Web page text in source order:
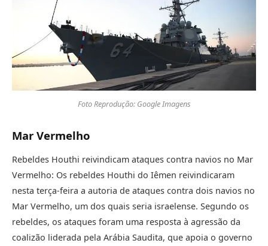
Foto Reprodução: Google Imagens
Mar Vermelho
Rebeldes Houthi reivindicam ataques contra navios no Mar
Vermelho: Os rebeldes Houthi do Iêmen reivindicaram
nesta terça-feira a autoria de ataques contra dois navios no
Mar Vermelho, um dos quais seria israelense. Segundo os
rebeldes, os ataques foram uma resposta à agressão da
coalizão liderada pela Arábia Saudita, que apoia o governo